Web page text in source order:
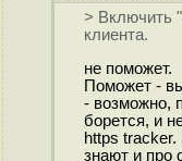
> Включить
клиента.
не поможет.
Поможет -
- возможно,
борется, и
https
знают и про